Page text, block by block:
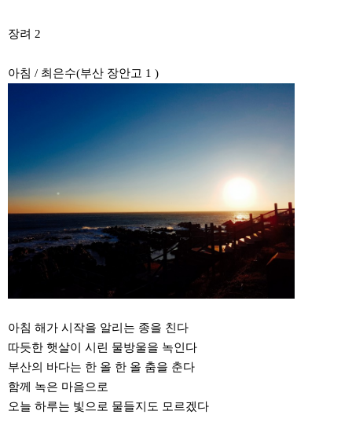
장려 2
아침 / 최은수(부산 장안고 1 )
아침 해가 시작을 알리는 종을 친다
따듯한 햇살이 시린 물방울을 녹인다
부산의 바다는 한 올 한 올 춤을 춘다
함께 녹은 마음으로
오늘 하루는 빛으로 물들지도 모르겠다